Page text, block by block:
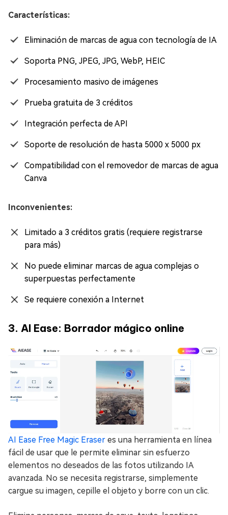
Características:
Eliminación de marcas de agua con tecnología de IA
Soporta PNG, JPEG, JPG, WebP, HEIC
Procesamiento masivo de imágenes
Prueba gratuita de 3 créditos
Integración perfecta de API
Soporte de resolución de hasta 5000 x 5000 px
Compatibilidad con el removedor de marcas de agua
Canva
Inconvenientes:
Limitado a 3 créditos gratis (requiere registrarse
para más)
No puede eliminar marcas de agua complejas o
superpuestas perfectamente
Se requiere conexión a Internet
3. AI Ease: Borrador mágico online
AI Ease Free Magic Eraser es una herramienta en línea
fácil de usar que le permite eliminar sin esfuerzo
elementos no deseados de las fotos utilizando IA
avanzada. No se necesita registrarse, simplemente
cargue su imagen, cepille el objeto y borre con un clic.